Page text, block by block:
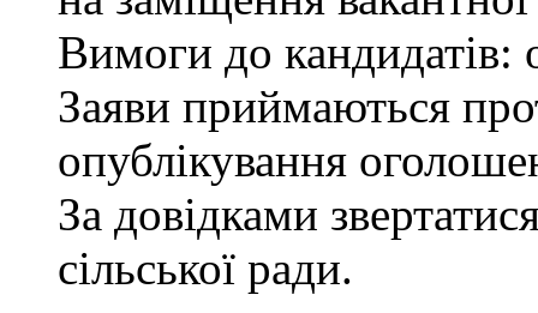
Вимоги до кандидатів:
Заяви приймаються
опублікування
За довідками
сільської ради.